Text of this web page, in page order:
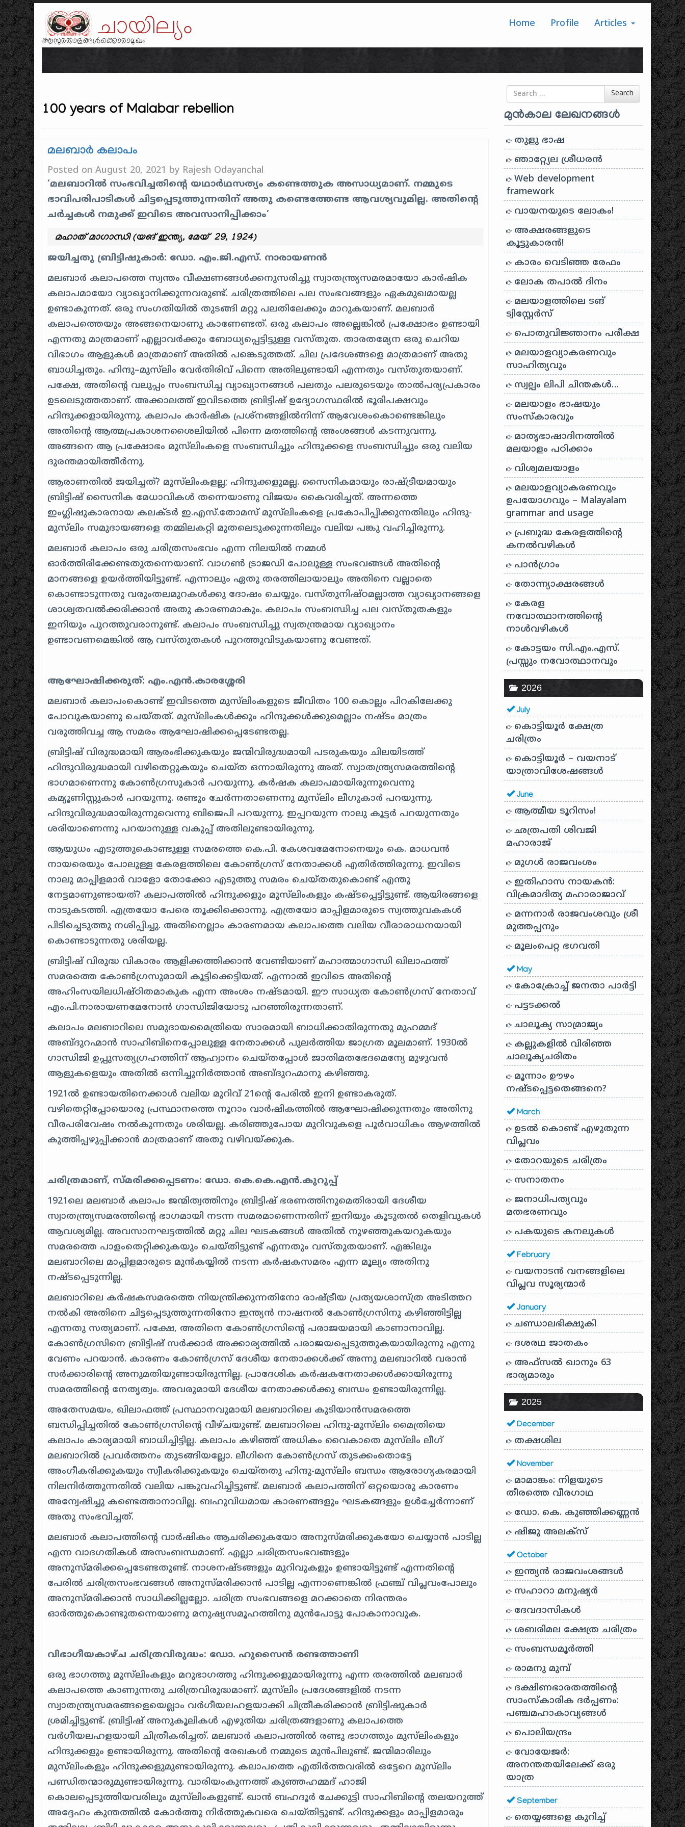
ചായില്യം
ആസുരതാളങ്ങൾക്കൊരാമുഖം
Home Profile Articles
Skip to content
100 years of Malabar rebellion
മലബാർ കലാപം
Posted onAugust 20, 2021 by Rajesh Odayanchal
‘മലബാറിൽ സംഭവിച്ചതിന്റെ യഥാർഥസത്യം കണ്ടെത്തുക അസാധ്യമാണ്. നമ്മുടെ
ഭാവിപരിപാടികൾ ചിട്ടപ്പെടുത്തുന്നതിന് അതു കണ്ടെത്തേണ്ട ആവശ്യവുമില്ല. അതിന്റെ
ചർച്ചകൾ നമുക്ക് ഇവിടെ അവസാനിപ്പിക്കാം’
മഹാത് മാഗാന്ധി (യങ് ഇന്ത്യ, മേയ് 29, 1924)
ജയിച്ചതു ബ്രിട്ടിഷുകാർ: ഡോ. എം.ജി.എസ്. നാരായണൻ
മലബാർ കലാപത്തെ സ്വന്തം വീക്ഷണങ്ങൾ‌ക്കനുസരിച്ചു സ്വാതന്ത്ര്യസമരമായോ കാർഷിക
കലാപമായോ വ്യാഖ്യാനിക്കുന്നവരുണ്ട്. ചരിത്രത്തിലെ പല സംഭവങ്ങളും ഏകമുഖമായല്ല
ഉണ്ടാകുന്നത്. ഒരു സംഗതിയിൽ തുടങ്ങി മറ്റു പലതിലേക്കും മാറുകയാണ്. മലബാർ
കലാപത്തെയും അങ്ങനെയാണു കാണേണ്ടത്. ഒരു കലാപം അല്ലെങ്കിൽ പ്രക്ഷോഭം ഉണ്ടായി
എന്നതു മാത്രമാണ് എല്ലാവർക്കും ബോധ്യപ്പെട്ടിട്ടുള്ള വസ്തുത. താരതമ്യേന ഒരു ചെറിയ
വിഭാഗം ആളുകൾ മാത്രമാണ് അതിൽ പങ്കെടുത്തത്. ചില പ്രദേശങ്ങളെ മാത്രമാണ് അതു
ബാധിച്ചതും. ഹിന്ദു–മുസ്‌ലിം വേർതിരിവ് പിന്നെ അതിലുണ്ടായി എന്നതും വസ്തുതയാണ്.
പക്ഷേ, അതിന്റെ വലുപ്പം സംബന്ധിച്ച വ്യാഖ്യാനങ്ങൾ പലതും പലരുടെയും താൽപര്യപ്രകാരം
ഉടലെടുത്തതാണ്. അക്കാലത്ത് ഇവിടത്തെ ബ്രിട്ടിഷ് ഉദ്യോഗസ്ഥരിൽ ഭൂരിപക്ഷവും
ഹിന്ദുക്കളായിരുന്നു. കലാപം കാർഷിക പ്രശ്‌നങ്ങളിൽനിന്ന് ആവേശംകൊണ്ടെങ്കിലും
അതിന്റെ ആത്മപ്രകാശനശൈലിയിൽ പിന്നെ മതത്തിന്റെ അംശങ്ങൾ കടന്നുവന്നു.
അങ്ങനെ ആ പ്രക്ഷോഭം മുസ്‌ലിംകളെ സംബന്ധിച്ചും ഹിന്ദുക്കളെ സംബന്ധിച്ചും ഒരു വലിയ
ദുരന്തമായിത്തീർന്നു.
ആരാണതിൽ ജയിച്ചത്? മുസ്‌ലിംകളല്ല; ഹിന്ദുക്കളുമല്ല. സൈനികമായും രാഷ്ട്രീയമായും
ബ്രിട്ടിഷ് സൈനിക മേധാവികൾ തന്നെയാണു വിജയം കൈവരിച്ചത്. അന്നത്തെ
ഇംഗ്ലിഷുകാരനായ കലക്ടർ ഇ.എസ്.തോമസ് മുസ്‌ലിംകളെ പ്രകോപിപ്പിക്കുന്നതിലും ഹിന്ദു-
മുസ്‌ലിം സമുദായങ്ങളെ തമ്മിലകറ്റി മുതലെടുക്കുന്നതിലും വലിയ പങ്കു വഹിച്ചിരുന്നു.
മലബാർ കലാപം ഒരു ചരിത്രസംഭവം എന്ന നിലയിൽ നമ്മൾ
ഓർത്തിരിക്കേണ്ടതുതന്നെയാണ്. വാഗൺ ട്രാജഡി പോലുള്ള സംഭവങ്ങൾ അതിന്റെ
മാനങ്ങളെ ഉയർത്തിയിട്ടുണ്ട്. എന്നാലും ഏതു തരത്തിലായാലും അതിനെ വല്ലാതെ
കൊണ്ടാടുന്നതു വരുംതലമുറകൾക്കു ദോഷം ചെയ്യും. വസ്തുനിഷ്ഠമല്ലാത്ത വ്യാഖ്യാനങ്ങളെ
ശാശ്വതവൽക്കരിക്കാൻ അതു കാരണമാകും. കലാപം സംബന്ധിച്ച പല വസ്തുതകളും
ഇനിയും പുറത്തുവരാനുണ്ട്. കലാപം സംബന്ധിച്ചു സ്വതന്ത്രമായ വ്യാഖ്യാനം
ഉണ്ടാവണമെങ്കിൽ ആ വസ്തുതകൾ പുറത്തുവിടുകയാണു വേണ്ടത്.
ആഘോഷിക്കരുത്: എം.എൻ.കാരശ്ശേരി
മലബാർ കലാപംകൊണ്ട് ഇവിടത്തെ മുസ്‌ലിംകളുടെ ജീവിതം 100 കൊല്ലം പിറകിലേക്കു
പോവുകയാണു ചെയ്തത്. മുസ്‌ലിംകൾക്കും ഹിന്ദുക്കൾക്കുമെല്ലാം നഷ്ടം മാത്രം
വരുത്തിവച്ച ആ സമരം ആഘോഷിക്കപ്പെടേണ്ടതല്ല.
ബ്രിട്ടിഷ് വിരുദ്ധമായി ആരംഭിക്കുകയും ജന്മിവിരുദ്ധമായി പടരുകയും ചിലയിടത്ത്
ഹിന്ദുവിരുദ്ധമായി വഴിതെറ്റുകയും ചെയ്ത ഒന്നായിരുന്നു അത്. സ്വാതന്ത്ര്യസമരത്തിന്റെ
ഭാഗമാണെന്നു കോൺഗ്രസുകാർ പറയുന്നു. കർഷക കലാപമായിരുന്നുവെന്നു
കമ്യൂണിസ്റ്റുകാർ പറയുന്നു. രണ്ടും ചേർന്നതാണെന്നു മുസ്‌ലിം ലീഗുകാർ പറയുന്നു.
ഹിന്ദുവിരുദ്ധമായിരുന്നുവെന്നു ബിജെപി പറയുന്നു. ഇപ്പറയുന്ന നാലു കൂട്ടർ പറയുന്നതും
ശരിയാണെന്നു പറയാനുള്ള വകുപ്പ് അതിലുണ്ടായിരുന്നു.
ആയുധം എടുത്തുകൊണ്ടുള്ള സമരത്തെ കെ.പി. കേശവമേനോനെയും കെ. മാധവൻ
നായരെയും പോലുള്ള കേരളത്തിലെ കോൺഗ്രസ് നേതാക്കൾ എതിർത്തിരുന്നു. ഇവിടെ
നാലു മാപ്പിളമാർ വാളോ തോക്കോ എടുത്തു സമരം ചെയ്തതുകൊണ്ട് എന്തു
നേട്ടമാണുണ്ടായത്? കലാപത്തിൽ ഹിന്ദുക്കളും മുസ്‌ലിംകളും കഷ്ടപ്പെട്ടിട്ടുണ്ട്. ആയിരങ്ങളെ
നാടുകടത്തി. എത്രയോ പേരെ തൂക്കിക്കൊന്നു. എത്രയോ മാപ്പിളമാരുടെ സ്വത്തുവകകൾ
പിടിച്ചെടുത്തു നശിപ്പിച്ചു. അതിനെല്ലാം കാരണമായ കലാപത്തെ വലിയ വീരാരാധനയായി
കൊണ്ടാടുന്നതു ശരിയല്ല.
ബ്രിട്ടിഷ് വിരുദ്ധ വികാരം ആളിക്കത്തിക്കാൻ വേണ്ടിയാണ് മഹാത്മാഗാന്ധി ഖിലാഫത്ത്
സമരത്തെ കോൺഗ്രസുമായി കൂട്ടിക്കെട്ടിയത്. എന്നാൽ ഇവിടെ അതിന്റെ
അഹിംസയിലധിഷ്ഠിതമാകുക എന്ന അംശം നഷ്ടമായി. ഈ സാധ്യത കോൺഗ്രസ് നേതാവ്
എം.പി.നാരായണമേനോൻ ഗാന്ധിജിയോടു പറഞ്ഞിരുന്നതാണ്.
കലാപം മലബാറിലെ സമുദായമൈത്രിയെ സാരമായി ബാധിക്കാതിരുന്നതു മുഹമ്മദ്
അബ്ദുറഹ്മാൻ സാഹിബിനെപ്പോലുള്ള നേതാക്കൾ പുലർത്തിയ ജാഗ്രത മൂലമാണ്. 1930ൽ
ഗാന്ധിജി ഉപ്പുസത്യഗ്രഹത്തിന് ആഹ്വാനം ചെയ്തപ്പോൾ ജാതിമതഭേദമെന്യേ മുഴുവൻ
ആളുകളെയും അതിൽ ഒന്നിച്ചുനിർത്താൻ അബ്ദുറഹ്മാനു കഴിഞ്ഞു.
1921ൽ ഉണ്ടായതിനെക്കാൾ വലിയ മുറിവ് 21ന്റെ പേരിൽ ഇനി ഉണ്ടാകരുത്.
വഴിതെറ്റിപ്പോയൊരു പ്രസ്ഥാനത്തെ നൂറാം വാർഷികത്തിൽ ആഘോഷിക്കുന്നതും അതിനു
വീരപരിവേഷം നൽകുന്നതും ശരിയല്ല. കരിഞ്ഞുപോയ മുറിവുകളെ പൂർവാധികം ആഴത്തിൽ
കുത്തിപ്പഴുപ്പിക്കാൻ മാത്രമാണ് അതു വഴിവയ്ക്കുക.
ചരിത്രമാണ്, സ്മരിക്കപ്പെടണം: ഡോ. കെ.കെ.എൻ.കുറുപ്പ്
1921ലെ മലബാർ കലാപം ജന്മിത്വത്തിനും ബ്രിട്ടിഷ് ഭരണത്തിനുമെതിരായി ദേശീയ
സ്വാതന്ത്ര്യസമരത്തിന്റെ ഭാഗമായി നടന്ന സമരമാണെന്നതിന് ഇനിയും കൂടുതൽ തെളിവുകൾ
ആവശ്യമില്ല. അവസാനഘട്ടത്തിൽ മറ്റു ചില ഘടകങ്ങൾ അതിൽ നുഴഞ്ഞുകയറുകയും
സമരത്തെ പാളംതെറ്റിക്കുകയും ചെയ്തിട്ടുണ്ട് എന്നതും വസ്തുതയാണ്. എങ്കിലും
മലബാറിലെ മാപ്പിളമാരുടെ മുൻകയ്യിൽ നടന്ന കർഷകസമരം എന്ന മൂല്യം അതിനു
നഷ്ടപ്പെടുന്നില്ല.
മലബാറിലെ കർഷകസമരത്തെ നിയന്ത്രിക്കുന്നതിനോ രാഷ്ട്രീയ പ്രത്യയശാസ്ത്ര അടിത്തറ
നൽകി അതിനെ ചിട്ടപ്പെടുത്തുന്നതിനോ ഇന്ത്യൻ നാഷനൽ കോൺഗ്രസിനു കഴിഞ്ഞിട്ടില്ല
എന്നതു സത്യമാണ്. പക്ഷേ, അതിനെ കോൺഗ്രസിന്റെ പരാജയമായി കാണാനാവില്ല.
കോൺഗ്രസിനെ ബ്രിട്ടിഷ് സർക്കാർ അക്കാര്യത്തിൽ പരാജയപ്പെടുത്തുകയായിരുന്നു എന്നു
വേണം പറയാൻ. കാരണം കോൺഗ്രസ് ദേശീയ നേതാക്കൾക്ക് അന്നു മലബാറിൽ വരാൻ
സർക്കാരിന്റെ അനുമതിയുണ്ടായിരുന്നില്ല. പ്രാദേശിക കർഷകനേതാക്കൾക്കായിരുന്നു
സമരത്തിന്റെ നേതൃത്വം. അവരുമായി ദേശീയ നേതാക്കൾക്കു ബന്ധം ഉണ്ടായിരുന്നില്ല.
അതേസമയം, ഖിലാഫത്ത് പ്രസ്ഥാനവുമായി മലബാറിലെ കുടിയാൻസമരത്തെ
ബന്ധിപ്പിച്ചതിൽ കോൺഗ്രസിന്റെ വീഴ്ചയുണ്ട്. മലബാറിലെ ഹിന്ദു-മുസ്‌ലിം മൈത്രിയെ
കലാപം കാര്യമായി ബാധിച്ചിട്ടില്ല. കലാപം കഴിഞ്ഞ് അധികം വൈകാതെ മുസ്‌ലിം ലീഗ്
മലബാറിൽ പ്രവർത്തനം തുടങ്ങിയല്ലോ. ലീഗിനെ കോൺഗ്രസ് തുടക്കംതൊട്ടേ
അംഗീകരിക്കുകയും സ്വീകരിക്കുകയും ചെയ്തതു ഹിന്ദു-മുസ്‌ലിം ബന്ധം ആരോഗ്യകരമായി
നിലനിർത്തുന്നതിൽ വലിയ പങ്കുവഹിച്ചിട്ടുണ്ട്. മലബാർ കലാപത്തിന് ഒറ്റയൊരു കാരണം
അന്വേഷിച്ചു കണ്ടെത്താനാവില്ല. ബഹുവിധമായ കാരണങ്ങളും ഘടകങ്ങളും ഉൾച്ചേർന്നാണ്
അതു സംഭവിച്ചത്.
മലബാർ കലാപത്തിന്റെ വാർഷികം ആചരിക്കുകയോ അനുസ്മരിക്കുകയോ ചെയ്യാൻ പാടില്ല
എന്ന വാദഗതികൾ അസംബന്ധമാണ്. എല്ലാ ചരിത്രസംഭവങ്ങളും
അനുസ്മരിക്കപ്പെടേണ്ടതുണ്ട്. നാശനഷ്ടങ്ങളും മുറിവുകളും ഉണ്ടായിട്ടുണ്ട് എന്നതിന്റെ
പേരിൽ ചരിത്രസംഭവങ്ങൾ അനുസ്മരിക്കാൻ പാടില്ല എന്നാണെങ്കിൽ ഫ്രഞ്ച് വിപ്ലവംപോലും
അനുസ്മരിക്കാൻ സാധിക്കില്ലല്ലോ. ചരിത്ര സംഭവങ്ങളെ മറക്കാതെ നിരന്തരം
ഓർത്തുകൊണ്ടുതന്നെയാണു മനുഷ്യസമൂഹത്തിനു മുൻപോട്ടു പോകാനാവുക.
വിഭാഗീയകാഴ്ച ചരിത്രവിരുദ്ധം: ഡോ. ഹുസൈൻ രണ്ടത്താണി
ഒരു ഭാഗത്തു മുസ്‌ലിംകളും മറുഭാഗത്തു ഹിന്ദുക്കളുമായിരുന്നു എന്ന തരത്തിൽ മലബാർ
കലാപത്തെ കാണുന്നതു ചരിത്രവിരുദ്ധമാണ്. മുസ്‌ലിം പ്രദേശങ്ങളിൽ നടന്ന
സ്വാതന്ത്ര്യസമരങ്ങളെയെല്ലാം വർഗീയലഹളയാക്കി ചിത്രീകരിക്കാൻ ബ്രിട്ടിഷുകാർ
ശ്രമിച്ചിട്ടുണ്ട്. ബ്രിട്ടിഷ് അനുകൂലികൾ എഴുതിയ ചരിത്രങ്ങളാണു കലാപത്തെ
വർഗീയലഹളയായി ചിത്രീകരിച്ചത്. മലബാർ കലാപത്തിൽ രണ്ടു ഭാഗത്തും മുസ്‌ലിംകളും
ഹിന്ദുക്കളും ഉണ്ടായിരുന്നു. അതിന്റെ രേഖകൾ നമ്മുടെ മുൻപിലുണ്ട്. ജന്മിമാരിലും
മുസ്‌ലിംകളും ഹിന്ദുക്കളുമുണ്ടായിരുന്നു. കലാപത്തെ എതിർത്തവരിൽ ഒട്ടേറെ മുസ്‌ലിം
പണ്ഡിതന്മാരുമുണ്ടായിരുന്നു. വാരിയംകുന്നത്ത് കുഞ്ഞഹമ്മദ് ഹാജി
കൊലപ്പെടുത്തിയവരിലും മുസ്‌ലിംകളുണ്ട്. ഖാൻ ബഹദൂർ ചേക്കുട്ടി സാഹിബിന്റെ തലയറുത്ത്
അദ്ദേഹം കുന്തത്തിൽ കോർത്തു നിർത്തുകവരെ ചെയ്തിട്ടുണ്ട്. ഹിന്ദുക്കളും മാപ്പിളമാരും
Search for Search
മുൻകാല ലേഖനങ്ങൾ
തുളു ഭാഷ
ഞാറ്റ്യേല ശ്രീധരൻ
Web development
framework
വായനയുടെ ലോകം!
അക്ഷരങ്ങളുടെ
കൂട്ടുകാരൻ!
കാരം വെടിഞ്ഞ രേഫം
ലോക തപാൽ ദിനം
മലയാളത്തിലെ ടങ്
ട്വിസ്റ്റേർസ്
പൊതുവിജ്ഞാനം പരീക്ഷ
മലയാളവ്യാകരണവും
സാഹിത്യവും
സ്വല്പം ലിപി ചിന്തകൾ…
മലയാളം ഭാഷയും
സംസ്കാരവും
മാതൃഭാഷാദിനത്തിൽ
മലയാളം പഠിക്കാം
വിശ്വമലയാളം
മലയാളവ്യാകരണവും
ഉപയോഗവും – Malayalam
grammar and usage
പ്രബുദ്ധ കേരളത്തിന്റെ
കനൽവഴികൾ
പാന്‍ഗ്രാം
തോന്ന്യാക്ഷരങ്ങള്‍
കേരള
നവോത്ഥാനത്തിന്റെ
നാൾവഴികൾ
കോട്ടയം സി.എം.എസ്.
പ്രസ്സും നവോത്ഥാനവും
2026
July
കൊട്ടിയൂർ ക്ഷേത്ര
ചരിത്രം
കൊട്ടിയൂർ – വയനാട്
യാത്രാവിശേഷങ്ങൾ
June
ആത്മീയ ടൂറിസം!
ഛത്രപതി ശിവജി
മഹാരാജ്
മുഗൾ രാജവംശം
ഇതിഹാസ നായകൻ:
വിക്രമാദിത്യ മഹാരാജാവ്
മന്നനാർ രാജവംശവും ശ്രീ
മുത്തപ്പനും
മൂലംപെറ്റ ഭഗവതി
May
കോക്രോച്ച് ജനതാ പാർട്ടി
പട്ടടക്കൽ
ചാലൂക്യ സാമ്രാജ്യം
കല്ലുകളിൽ വിരിഞ്ഞ
ചാലൂക്യചരിതം
മൂന്നാം ഊഴം
നഷ്ടപ്പെട്ടതെങ്ങനെ?
March
ഉടൽ കൊണ്ട് എഴുതുന്ന
വിപ്ലവം
തോറയുടെ ചരിത്രം
സനാതനം
ജനാധിപത്യവും
മതഭരണവും
പകയുടെ കനലുകൾ
February
വയനാടൻ വനങ്ങളിലെ
വിപ്ലവ സൂര്യന്മാർ
January
ചണ്ഡാലഭിക്ഷുകി
ദശരഥ ജാതകം
അഫ്സൽ ഖാനും 63
ഭാര്യമാരും
2025
December
തക്ഷശില
November
മാമാങ്കം: നിളയുടെ
തീരത്തെ വീരഗാഥ
ഡോ. കെ. കുഞ്ഞിക്കണ്ണൻ
ഷിജു അലക്സ്
October
ഇന്ത്യൻ രാജവംശങ്ങൾ
സഹാറാ മനുഷ്യർ
ദേവദാസികൾ
ശബരിമല ക്ഷേത്ര ചരിത്രം
സംബന്ധമൂർത്തി
രാമനു മുമ്പ്
ദക്ഷിണഭാരതത്തിൻ്റെ
സാംസ്കാരിക ദർപ്പണം:
പഞ്ചമഹാകാവ്യങ്ങൾ
പൊലിയന്ദ്രം
വോയേജർ:
അനന്തതയിലേക്ക് ഒരു
യാത്ര
September
തെയ്യങ്ങളെ കുറിച്ച്